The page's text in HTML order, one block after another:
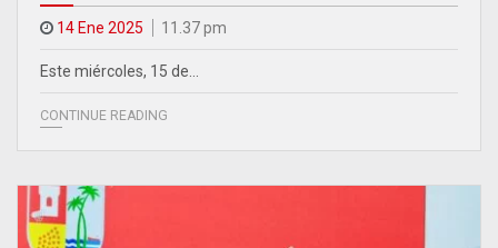
14 Ene 2025 11.37 pm
Este miércoles, 15 de…
CONTINUE READING